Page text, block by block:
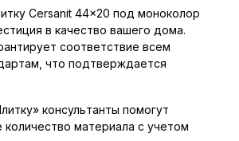
Cersanit 44x20 под моноколор
в качество вашего дома.
соответствие всем
что подтверждается
консультанты помогут
количество материала с учетом